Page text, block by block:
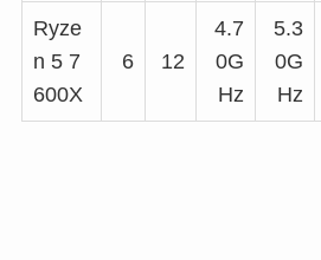
Ryze
n 5 7
600X
6 12
4.7
0G
Hz
5.3
0G
Hz